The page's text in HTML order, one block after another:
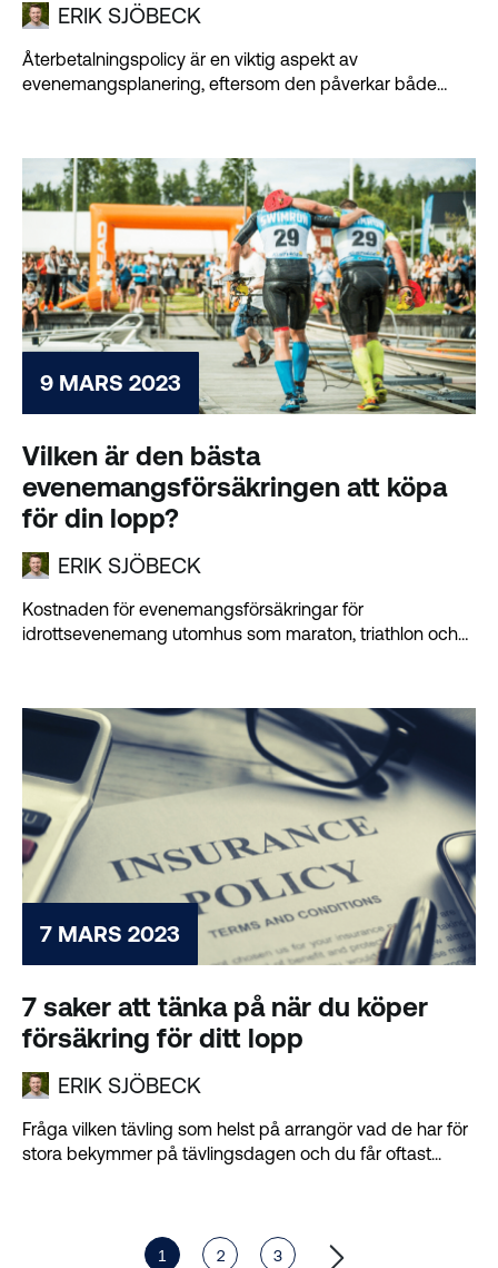
ERIK SJÖBECK
Återbetalningspolicy är en viktig aspekt av
evenemangsplanering, eftersom den påverkar både
9 MARS 2023
Vilken är den bästa
evenemangsförsäkringen att köpa
för din lopp?
ERIK SJÖBECK
Kostnaden för evenemangsförsäkringar för
idrottsevenemang utomhus som maraton, triathlon och
7 MARS 2023
7 saker att tänka på när du köper
försäkring för ditt lopp
ERIK SJÖBECK
Fråga vilken tävling som helst på arrangör vad de har för
stora bekymmer på tävlingsdagen och du får oftast...
1 2 3